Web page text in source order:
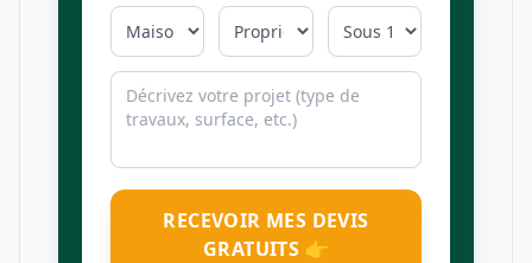
RECEVOIR MES DEVIS
GRATUITS 👉